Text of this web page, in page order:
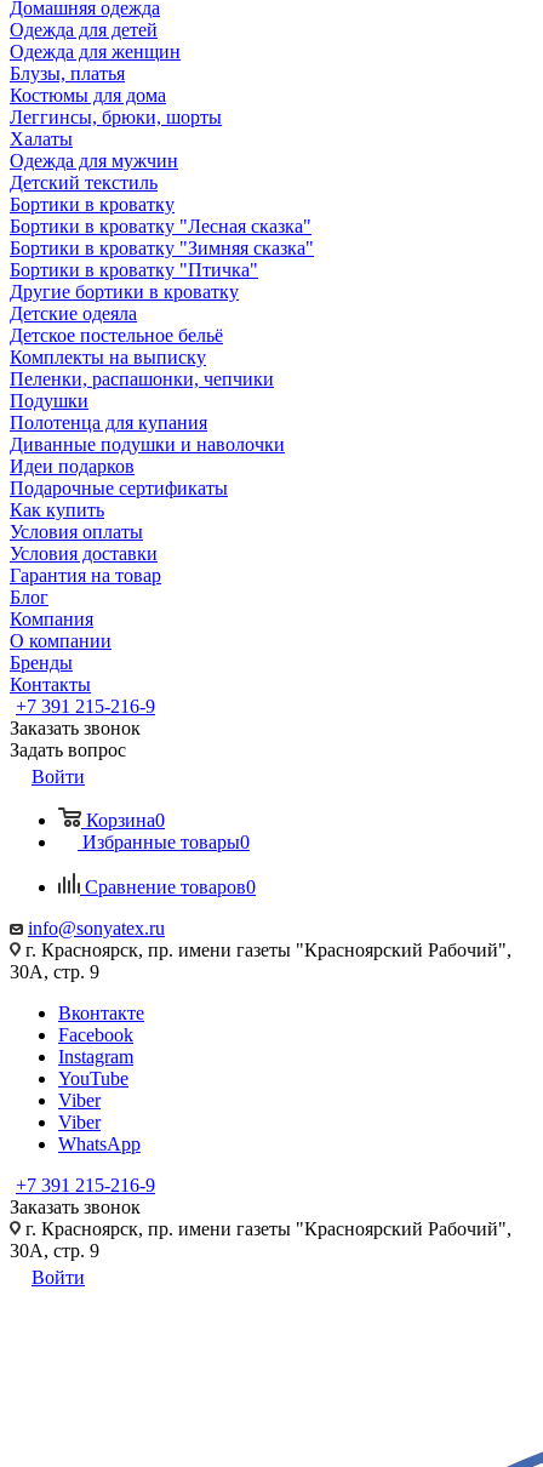
Домашняя одежда
Одежда для детей
Одежда для женщин
Блузы, платья
Костюмы для дома
Леггинсы, брюки, шорты
Халаты
Одежда для мужчин
Детский текстиль
Бортики в кроватку
Бортики в кроватку "Лесная сказка"
Бортики в кроватку "Зимняя сказка"
Бортики в кроватку "Птичка"
Другие бортики в кроватку
Детские одеяла
Детское постельное бельё
Комплекты на выписку
Пеленки, распашонки, чепчики
Подушки
Полотенца для купания
Диванные подушки и наволочки
Идеи подарков
Подарочные сертификаты
Как купить
Условия оплаты
Условия доставки
Гарантия на товар
Блог
Компания
О компании
Бренды
Контакты
+7 391 215-216-9
Заказать звонок
Задать вопрос
Войти
Корзина0
Избранные товары0
Сравнение товаров0
info@sonyatex.ru
г. Красноярск, пр. имени газеты "Красноярский Рабочий",
30А, стр. 9
Вконтакте
Facebook
Instagram
YouTube
Viber
Viber
WhatsApp
+7 391 215-216-9
Заказать звонок
г. Красноярск, пр. имени газеты "Красноярский Рабочий",
30А, стр. 9
Войти